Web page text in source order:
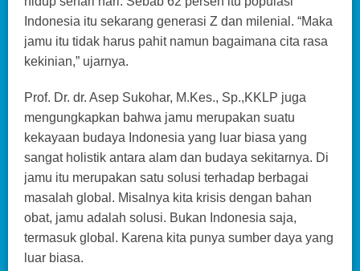
Indonesia itu sekarang generasi Z dan milenial. “Maka
jamu itu tidak harus pahit namun bagaimana cita rasa
kekinian,” ujarnya.
Prof. Dr. dr. Asep Sukohar, M.Kes., Sp.,KKLP juga
mengungkapkan bahwa jamu merupakan suatu
kekayaan budaya Indonesia yang luar biasa yang
sangat holistik antara alam dan budaya sekitarnya. Di
jamu itu merupakan satu solusi terhadap berbagai
masalah global. Misalnya kita krisis dengan bahan
obat, jamu adalah solusi. Bukan Indonesia saja,
termasuk global. Karena kita punya sumber daya yang
luar biasa.